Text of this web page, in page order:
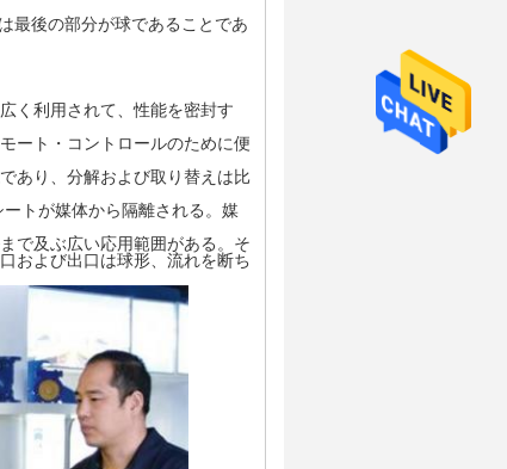
最後の部分が球であることであ
く利用されて、性能を密封す
ート・コントロールのために便
あり、分解および取り替えは比
トが媒体から隔離される。媒
で及ぶ広い応用範囲がある。そ
および出口は球形、流れを断ち